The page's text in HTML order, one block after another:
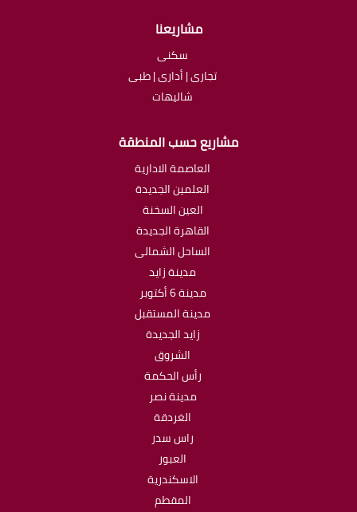
مشاريعنا
سكنى
تجارى | أدارى | طبى
شاليهات
مشاريع حسب المنطقة
العاصمة الادارية
العلمين الجديدة
العين السخنة
القاهرة الجديدة
الساحل الشمالى
مدينة زايد
مدينة 6 أكتوبر
مدينة المستقبل
زايد الجديدة
الشروق
رأس الحكمة
مدينة نصر
الغردقة
راس سدر
العبور
الاسكندرية
المقطم